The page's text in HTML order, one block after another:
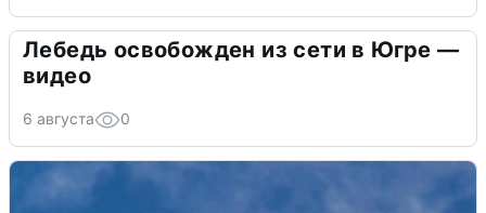
Лебедь освобожден из сети в Югре —
видео
6 августа 0